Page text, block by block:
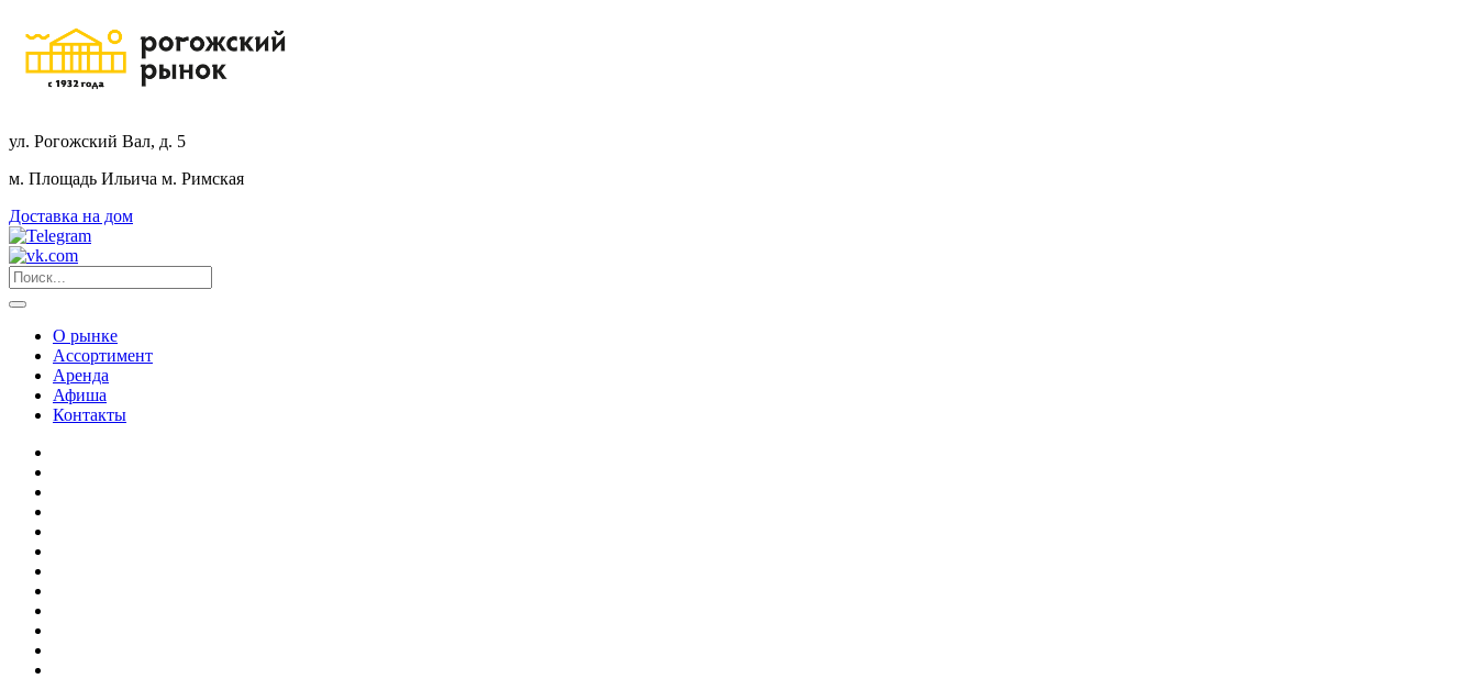
ул. Рогожский Вал, д. 5
м. Площадь Ильича м. Римская
Доставка на дом
О рынке
Ассортимент
Аренда
Афиша
Контакты